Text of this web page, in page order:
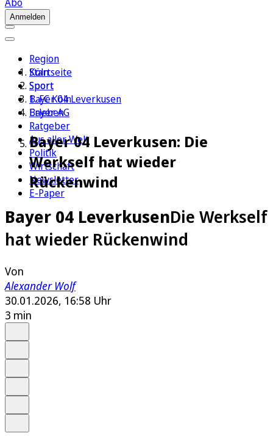
Anmelden
Region
Köln
Sport
1. FC Köln
Erleben
Ratgeber
Aus aller Welt
Politik
Wirtschaft
Newsletter
E-Paper
Startseite
Sport
Bayer 04 Leverkusen
Bayer AG
Bayer 04 Leverkusen: Die
Werkself hat wieder
Rückenwind
Bayer 04 LeverkusenDie Werkself
hat wieder Rückenwind
Von
Alexander Wolf
30.01.2026, 16:58 Uhr
3 min